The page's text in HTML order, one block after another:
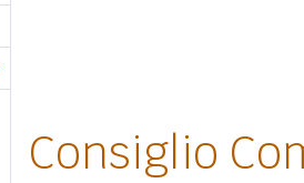
Consiglio